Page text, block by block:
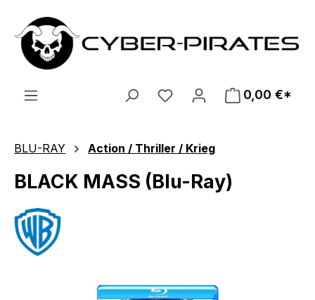
Zum Hauptinhalt springen
0,00 €*
BLU-RAY Action / Thriller / Krieg
BLACK MASS (Blu-Ray)
Bildergalerie überspringen